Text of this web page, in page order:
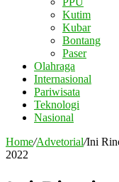
Kutim
Kubar
Bontang
Paser
Olahraga
Internasional
Pariwisata
Teknologi
Nasional
Home/Advetorial/Ini
2022